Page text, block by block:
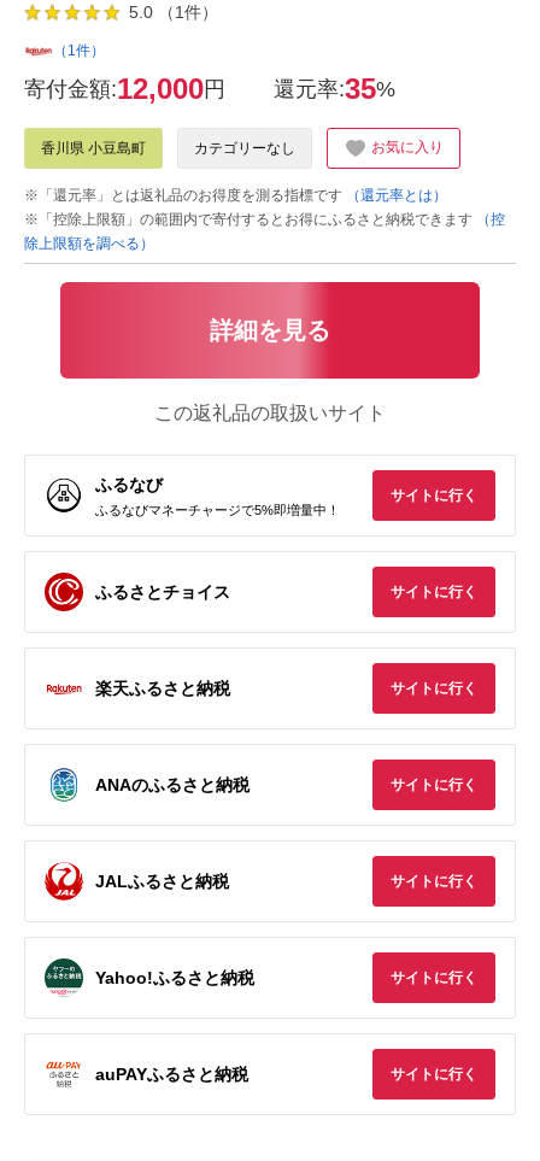
5.0 （1件）
（1件）
寄付金額:12,000円 還元率:35%
香川県 小豆島町 カテゴリーなし お気に入り
※「還元率」とは返礼品のお得度を測る指標です
（還元率とは）
※「控除上限額」の範囲内で寄付するとお得にふるさと納税できます
（控
除上限額を調べる）
詳細を見る
この返礼品の取扱いサイト
ふるなび
ふるなびマネーチャージで5%即増量中！
サイトに行く
ふるさとチョイス サイトに行く
楽天ふるさと納税 サイトに行く
ANAのふるさと納税 サイトに行く
JALふるさと納税 サイトに行く
Yahoo!ふるさと納税 サイトに行く
auPAYふるさと納税 サイトに行く